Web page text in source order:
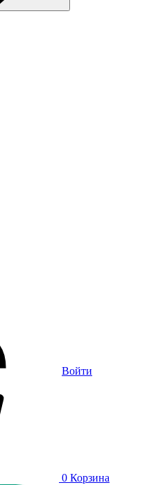
Войти
0 Корзина